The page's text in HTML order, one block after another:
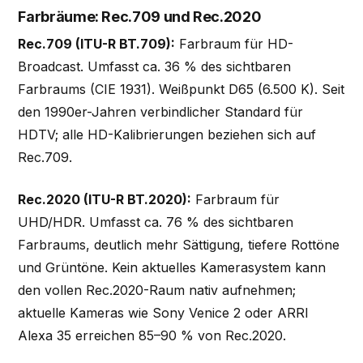
Farbräume: Rec.709 und Rec.2020
Rec.709 (ITU-R BT.709): Farbraum für HD-
Broadcast. Umfasst ca. 36 % des sichtbaren
Farbraums (CIE 1931). Weißpunkt D65 (6.500 K). Seit
den 1990er-Jahren verbindlicher Standard für
HDTV; alle HD-Kalibrierungen beziehen sich auf
Rec.709.
Rec.2020 (ITU-R BT.2020): Farbraum für
UHD/HDR. Umfasst ca. 76 % des sichtbaren
Farbraums, deutlich mehr Sättigung, tiefere Rottöne
und Grüntöne. Kein aktuelles Kamerasystem kann
den vollen Rec.2020-Raum nativ aufnehmen;
aktuelle Kameras wie Sony Venice 2 oder ARRI
Alexa 35 erreichen 85–90 % von Rec.2020.